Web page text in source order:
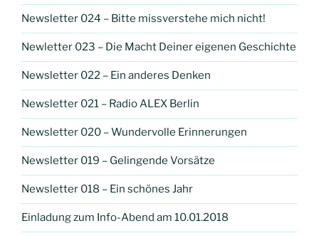
Newsletter 024 – Bitte missverstehe mich nicht!
Newletter 023 – Die Macht Deiner eigenen Geschichte
Newsletter 022 – Ein anderes Denken
Newsletter 021 – Radio ALEX Berlin
Newsletter 020 – Wundervolle Erinnerungen
Newsletter 019 – Gelingende Vorsätze
Newsletter 018 – Ein schönes Jahr
Einladung zum Info-Abend am 10.01.2018